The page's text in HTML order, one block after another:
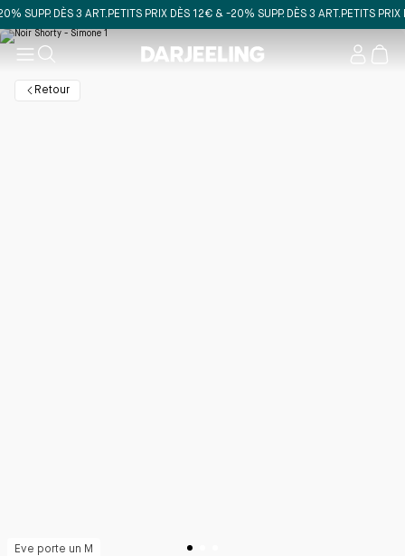
DÈS 3 ART.PETITS PRIX DÈS 12€ & -20% SUPP. DÈS 3 ART.PETITS PRIX
Mon
Retour
Eve porte un M